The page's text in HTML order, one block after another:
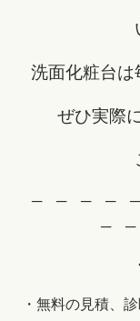
洗面化粧台は
ぜひ実際
─ ─ ─ ─
─
・無料の見積、